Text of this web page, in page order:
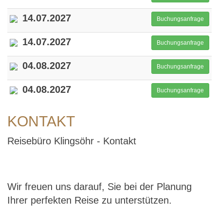
14.07.2027 Buchungsanfrage
14.07.2027 Buchungsanfrage
04.08.2027 Buchungsanfrage
04.08.2027 Buchungsanfrage
KONTAKT
Reisebüro Klingsöhr - Kontakt
Wir freuen uns darauf, Sie bei der Planung
Ihrer perfekten Reise zu unterstützen.